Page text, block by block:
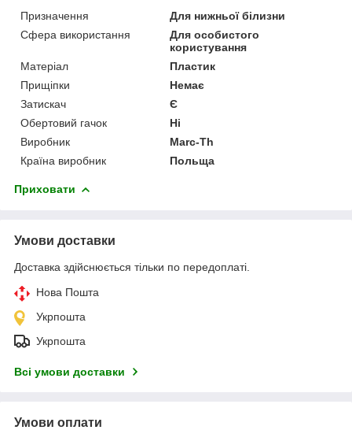
Призначення
Для нижньої білизни
Сфера використання
Для особистого
користування
Матеріал
Пластик
Прищіпки
Немає
Затискач
Є
Обертовий гачок
Ні
Виробник
Marc-Th
Країна виробник
Польща
Приховати
Умови доставки
Доставка здійснюється тільки по передоплаті.
Нова Пошта
Укрпошта
Укрпошта
Всі умови доставки
Умови оплати